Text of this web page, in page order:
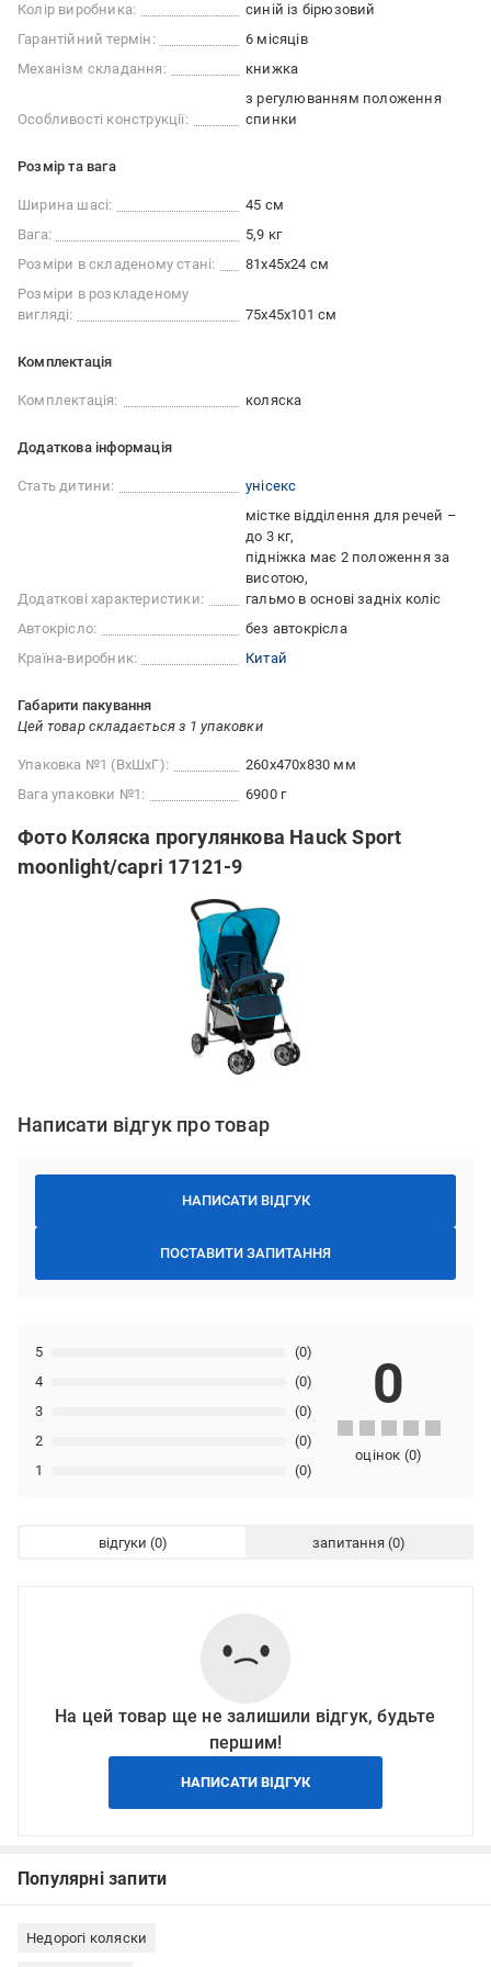
Колір виробника:
синій із бірюзовий
Гарантійний термін:
6 місяців
Механізм складання:
книжка
Особливості конструкції:
з регулюванням положення
спинки
Розмір та вага
Ширина шасі:
45 см
Вага:
5,9 кг
Розміри в складеному стані:
81x45x24 см
Розміри в розкладеному
вигляді:
75x45x101 см
Комплектація
Комплектація: коляска
Додаткова інформація
Стать дитини: унісекс
Додаткові характеристики:
містке відділення для речей –
до 3 кг
підніжка має 2 положення за
висотою
гальмо в основі задніх коліс
Автокрісло:
без автокрісла
Країна-виробник:
Китай
Габарити пакування
Цей товар складається з 1 упаковки
Упаковка №1 (ВхШхГ):
260x470x830 мм
Вага упаковки №1:
6900 г
Фото Коляска прогулянкова Hauck Sport
moonlight/capri 17121-9
Написати відгук про товар
НАПИСАТИ ВІДГУК
ПОСТАВИТИ ЗАПИТАННЯ
1 (0)
2 (0)
3 (0)
4 (0)
5 (0)
0
оцінок (0)
відгуки запитання
На цей товар ще не залишили відгук, будьте
першим!
НАПИСАТИ ВІДГУК
Популярні запити
Недорогі коляски